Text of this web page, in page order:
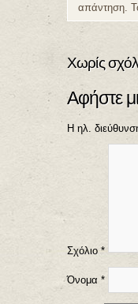
απάντηση.
Χωρίς
Αφήστε
Η ηλ.
Σχόλιο *
Όνομα *